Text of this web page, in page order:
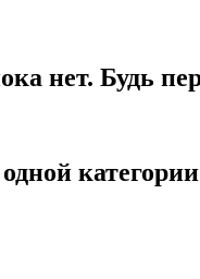
нет. Будь
категории